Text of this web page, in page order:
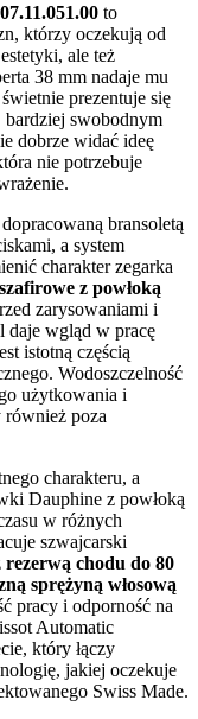
to
którzy oczekują od
ale też
38 mm nadaje mu
prezentuje się
swobodnym
dobrze widać ideę
nie potrzebuje
bransoletą
a system
charakter zegarka
z powłoką
zarysowaniami i
daje wgląd w pracę
istotną częścią
Wodoszczelność
użytkowania i
również poza
charakteru, a
Dauphine z powłoką
w różnych
szwajcarski
rezerwą chodu do 80
sprężyną włosową
pracy i odporność na
Automatic
który łączy
jakiej oczekuje
Swiss Made.